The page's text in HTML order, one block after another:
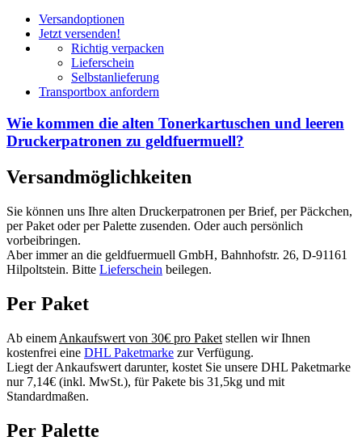
Versandoptionen
Jetzt versenden!
Richtig verpacken
Lieferschein
Selbstanlieferung
Transportbox anfordern
Wie kommen die alten Tonerkartuschen und leeren
Druckerpatronen zu geldfuermuell?
Versandmöglichkeiten
Sie können uns Ihre alten Druckerpatronen per Brief, per Päckchen,
per Paket oder per Palette zusenden. Oder auch persönlich
vorbeibringen.
Aber immer an die geldfuermuell GmbH, Bahnhofstr. 26, D-91161
Hilpoltstein. Bitte Lieferschein beilegen.
Per Paket
Ab einem Ankaufswert von 30€ pro Paket stellen wir Ihnen
kostenfrei eine DHL Paketmarke zur Verfügung.
Liegt der Ankaufswert darunter, kostet Sie unsere DHL Paketmarke
nur 7,14€ (inkl. MwSt.), für Pakete bis 31,5kg und mit
Standardmaßen.
Per Palette